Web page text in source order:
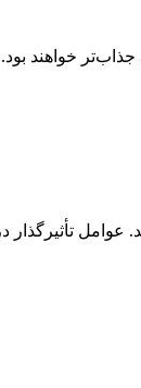
خواهند بود.
تأثیرگذار